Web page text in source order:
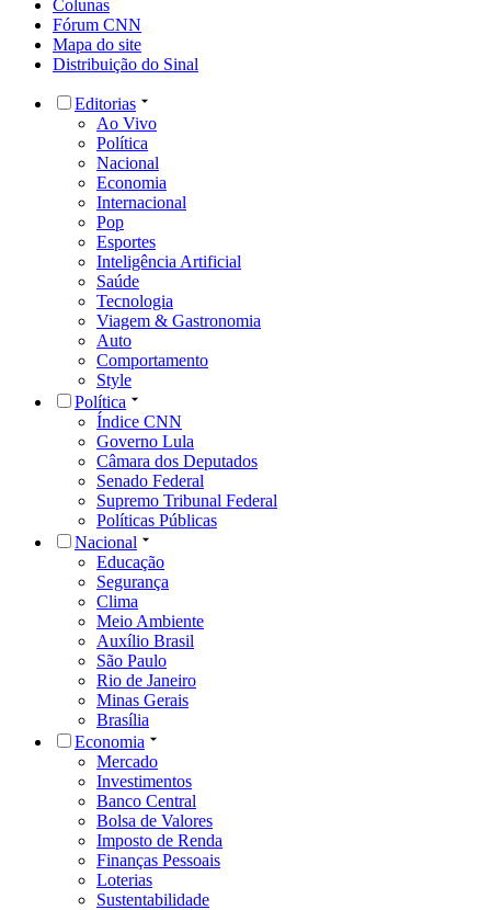
Colunas
Fórum CNN
Mapa do site
Distribuição do Sinal
Editorias
Ao Vivo
Política
Nacional
Economia
Internacional
Pop
Esportes
Inteligência Artificial
Saúde
Tecnologia
Viagem & Gastronomia
Auto
Comportamento
Style
Política
Índice CNN
Governo Lula
Câmara dos Deputados
Senado Federal
Supremo Tribunal Federal
Políticas Públicas
Nacional
Educação
Segurança
Clima
Meio Ambiente
Auxílio Brasil
São Paulo
Rio de Janeiro
Minas Gerais
Brasília
Economia
Mercado
Investimentos
Banco Central
Bolsa de Valores
Imposto de Renda
Finanças Pessoais
Loterias
Sustentabilidade